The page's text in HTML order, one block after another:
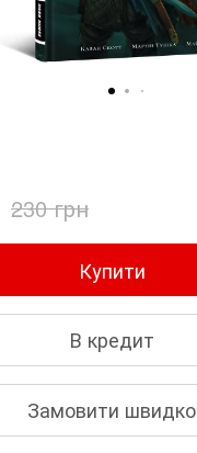
230 грн
Купити
В кредит
Замовити швидко